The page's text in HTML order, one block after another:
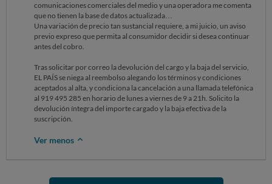
comunicaciones comerciales del medio y una operadora me comenta
que no tienen la base de datos actualizada…
Una variación de precio tan sustancial requiere, a mi juicio, un aviso
previo expreso que permita al consumidor decidir si desea continuar
antes del cobro.
Tras solicitar por correo la devolución del cargo y la baja del servicio,
EL PAÍS se niega al reembolso alegando los términos y condiciones
aceptados al alta, y condiciona la cancelación a una llamada telefónica
al 919 495 285 en horario de lunes a viernes de 9 a 21h. Solicito la
devolución íntegra del importe cargado y la baja efectiva de la
suscripción.
Ver menos